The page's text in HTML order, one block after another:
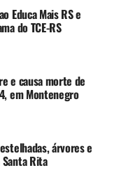
uma das
conduzem o
até 82
também estão
acostamento,
da faixa da
real
Educa Mais RS e
do TCE-RS
e causa morte de
em Montenegro
árvores e
Rita